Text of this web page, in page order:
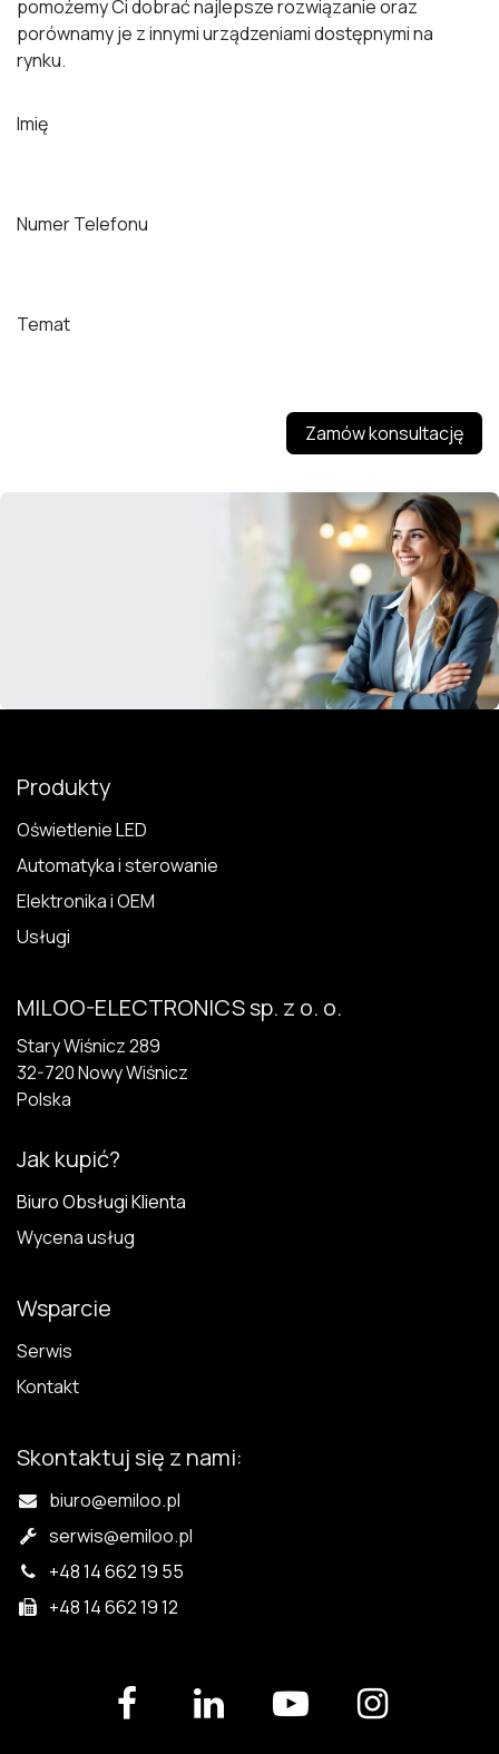
pomożemy Ci dobrać najlepsze rozwiązanie oraz
porównamy je z innymi urządzeniami dostępnymi na
rynku.
Imię
Numer Telefonu
Temat
Zamów konsultację
Produkty
Oświetlenie LED
Automatyka i sterowanie
Elektronika i OEM
Usługi
MILOO-ELECTRONICS sp. z o. o.
Stary Wiśnicz 289
32-720 N​owy Wiśnicz
Polska
Jak kupić?
Biuro Obsługi Klienta
Wycena usług
Wsparcie
Serwis
Kontakt
Skontaktuj się z nami:
biuro@emiloo.pl
serwis@emiloo.pl
+48 14 662 19 55
+48 14 662 19 12